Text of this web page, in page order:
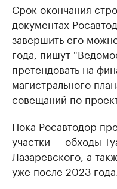
Срок окончания
документах
завершить его
года, пишут
претендовать на
магистрального
совещаний по
Пока Росавтодор
участки — обходы
Лазаревского, а
уже после 2023